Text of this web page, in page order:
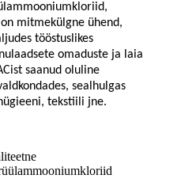
mitmekülgne ühend,
tööstuslikes
omaduste ja laia
saanud oluline
sealhulgas
tekstiili jne.